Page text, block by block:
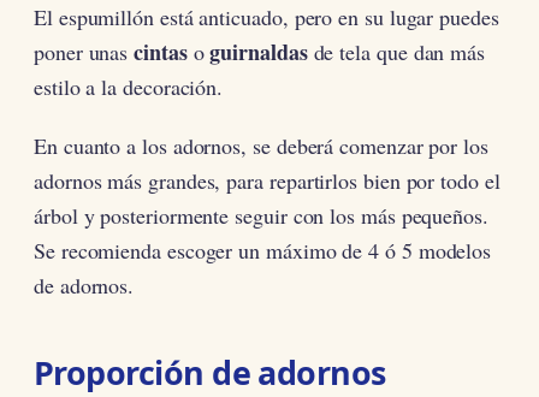
El espumillón está anticuado, pero en su lugar puedes
poner unascintasoguirnaldasde tela que dan más
estilo a la decoración.
En cuanto a los adornos, se deberá comenzar por los
adornos más grandes, para repartirlos bien por todo el
árbol y posteriormente seguir con los más pequeños.
Se recomienda escoger un máximo de 4 ó 5 modelos
de adornos.
Proporción de adornos